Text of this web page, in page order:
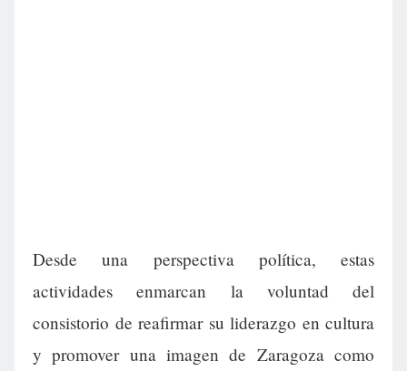
Desde una perspectiva política, estas
actividades enmarcan la voluntad del
consistorio de reafirmar su liderazgo en cultura
y promover una imagen de Zaragoza como